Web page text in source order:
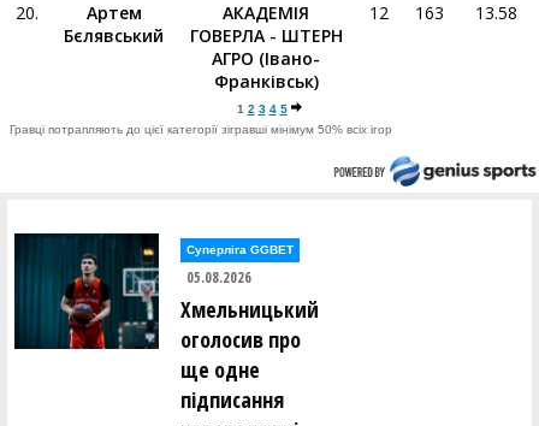
20.
Артем
Бєлявський
АКАДЕМІЯ
ГОВЕРЛА - ШТЕРН
АГРО (Івано-
Франківськ)
12 163 13.58
1 2 3 4 5
Гравці потрапляють до цієї категорії зігравші мінімум 50% всіх ігор
Суперліга GGBET
05.08.2026
Хмельницький
оголосив про
ще одне
підписання